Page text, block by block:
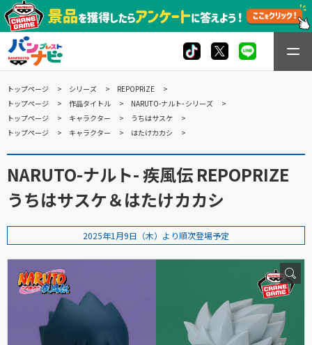
トップページ シリーズ
REPOPRIZE
トップページ
作品タイトル
NARUTO-ナルト- シリーズ
トップページ
キャラクター
うちはサスケ
トップページ
キャラクター はたけカカシ
NARUTO-ナルト- 疾風伝 REPOPRIZE
うちはサスケ＆はたけカカシ
2025年1月9日（木）より順次登場予定